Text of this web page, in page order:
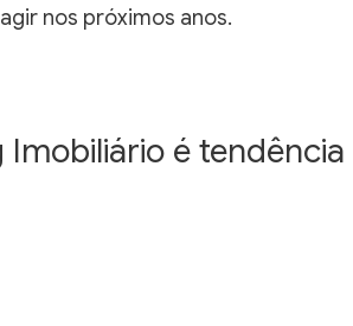
nos próximos anos.
é tendência